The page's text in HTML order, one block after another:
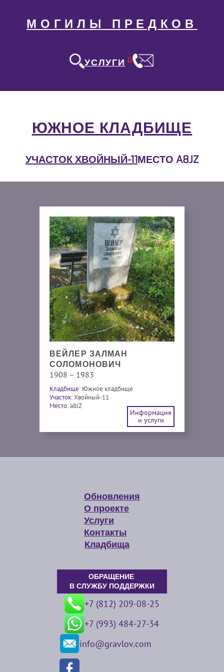
МОГИЛЫ ПРЕДКОВ
УСЛУГИ 0
ЮЖНОЕ КЛАДБИЩЕ
УЧАСТОК ХВОЙНЫЙ-11МЕСТО A8JZ
ВЕЙЛЕР ЗАЛМАН
СОЛОМОНОВИЧ
1908 – 1983
Кладбище: Южное кладбище
Участок:Хвойный-11
Место:a8JZ
Информация
и услуги
Обновления
О проекте
Услуги
Контакты
Кладбища
ОБРАЩЕНИЕ
В СЛУЖБУ ПОДДЕРЖКИ
+7 (812) 209-08-25
+7 (993) 484-27-34
info@gravlov.com